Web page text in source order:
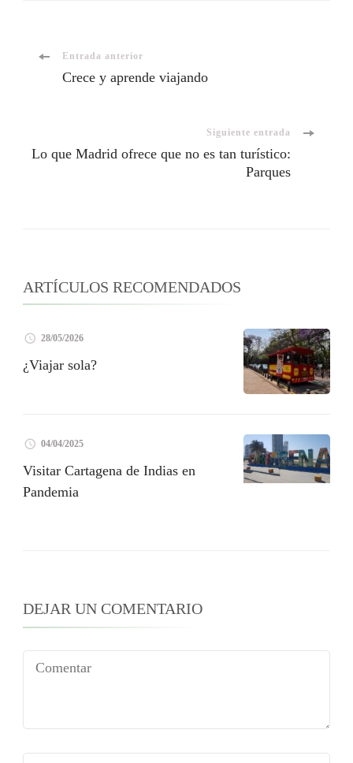
Entrada anterior
Crece y aprende viajando
Siguiente entrada
Lo que Madrid ofrece que no es tan turístico:
Parques
ARTÍCULOS RECOMENDADOS
28/05/2026
¿Viajar sola?
04/04/2025
Visitar Cartagena de Indias en
Pandemia
DEJAR UN COMENTARIO